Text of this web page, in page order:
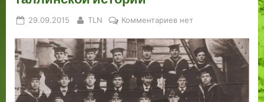
Posted
29.09.2015 By
TLN Комментариевк
Юнион
Джек
Андреевский
стяг
нет